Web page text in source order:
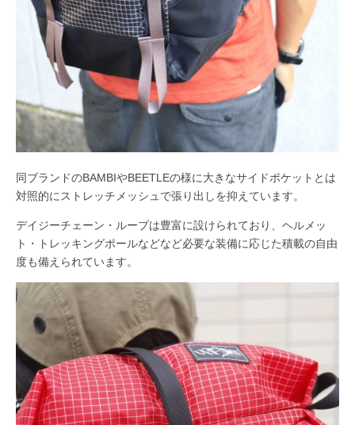
同ブランドのBAMBIやBEETLEの様に大きなサイドポケットとは
対照的にストレッチメッシュで張り出しを抑えています。
デイジーチェーン・ループは豊富に設けられており、ヘルメッ
ト・トレッキングポールなどなど必要な装備に応じた積載の自由
度も備えられています。